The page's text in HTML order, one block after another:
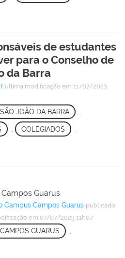
de estudantes
para o Conselho de
da Barra
última modificação em 11/07/2023
JOÃO DA BARRA
COLEGIADOS
Guarus
Campus Campos Guarus publicado
em 07/07/2023 11h07
GUARUS